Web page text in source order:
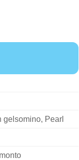
gelsomino, Pearl